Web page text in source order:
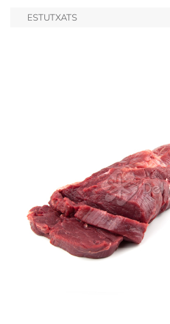
ESTUTXATS